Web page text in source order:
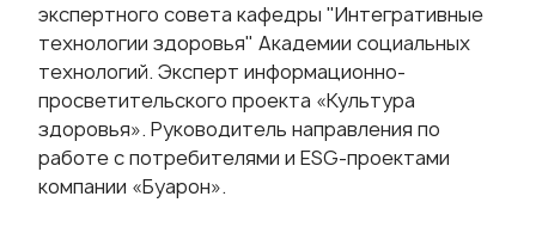
экспертного совета кафедры "Интегративные
технологии здоровья" Академии социальных
технологий. Эксперт информационно-
просветительского проекта «Культура
здоровья». Руководитель направления по
работе с потребителями и ESG-проектами
компании «Буарон».